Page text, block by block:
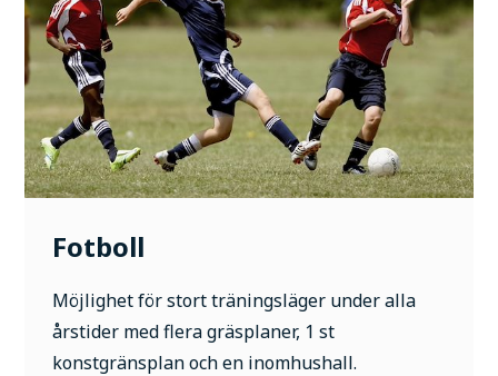
Fotboll
Möjlighet för stort träningsläger under alla
årstider med flera gräsplaner, 1 st
konstgränsplan och en inomhushall.